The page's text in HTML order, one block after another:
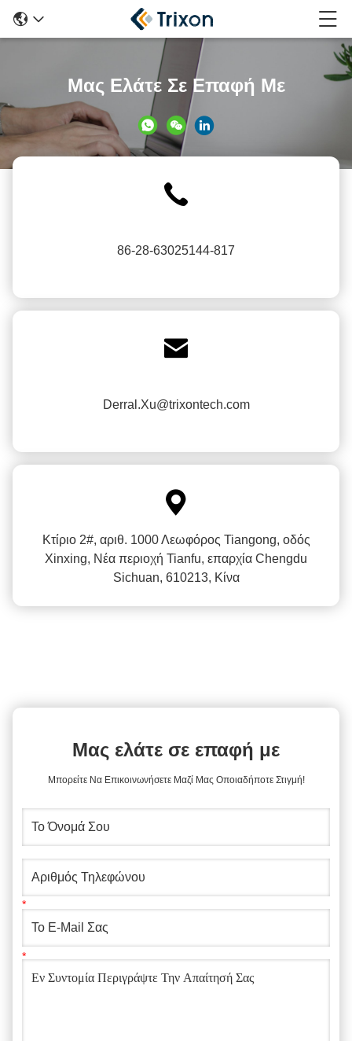
Μας Ελάτε Σε Επαφή Με
86-28-63025144-817

Derral.Xu@trixontech.com

Κτίριο 2#, αριθ. 1000 Λεωφόρος Tiangong, οδός
Xinxing, Νέα περιοχή Tianfu, επαρχία Chengdu
Sichuan, 610213, Κίνα
Μας ελάτε σε επαφή με
Μπορείτε Να Επικοινωνήσετε Μαζί Μας Οποιαδήποτε Στιγμή!